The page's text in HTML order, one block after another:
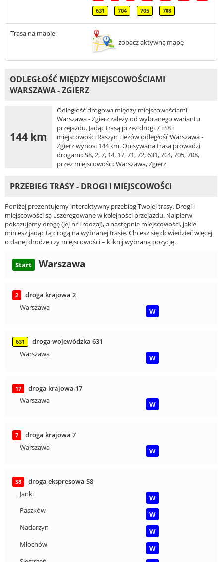
631 704 705 708
Trasa na mapie:
zobacz aktywną mapę
ODLEGŁOŚĆ MIĘDZY MIEJSCOWOŚCIAMI
WARSZAWA - ZGIERZ
144 km
Odległość drogowa między miejscowościami
Warszawa - Zgierz zależy od wybranego wariantu
przejazdu. Jadąc trasą przez drogi 7 i S8 i
miejscowości Raszyn i Jeżów odległość Warszawa -
Zgierz wynosi 144 km. Opisywana trasa prowadzi
drogami: S8, 2, 7, 14, 17, 71, 72, 631, 704, 705, 708,
przez miejscowości: Warszawa, Zgierz.
PRZEBIEG TRASY - DROGI I MIEJSCOWOŚCI
Poniżej prezentujemy interaktywny przebieg Twojej trasy. Drogi i
miejscowości są uszeregowane w kolejności przejazdu. Najpierw
pokazujemy drogę (jej nr i rodzaj), a następnie miejscowości, jakie
miniesz jadąc tą drogą na wybranej trasie. Chcesz się dowiedzieć więcej
o danej drodze czy miejscowości – kliknij wybraną pozycję.
Start Warszawa
2
droga krajowa 2
Warszawa
W
631
droga wojewódzka 631
Warszawa
W
17
droga krajowa 17
Warszawa
W
7
droga krajowa 7
Warszawa
W
S8
droga ekspresowa S8
Janki
W
Paszków
W
Nadarzyn
W
Młochów
W